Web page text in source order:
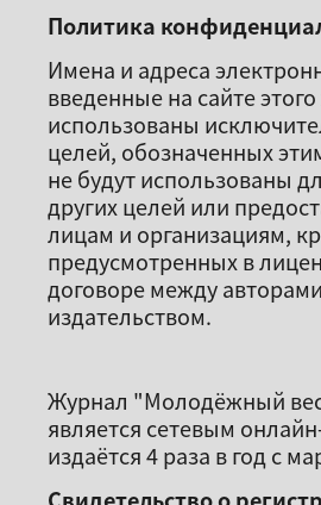
Политика
Имена и адреса
введенные на сайте
использованы
целей, обозначенных
не будут использованы
других целей или
лицам и организациям,
предусмотренных в
договоре между
издательством.
Журнал "Молодёжный
является сетевым
издаётся 4 раза в год с